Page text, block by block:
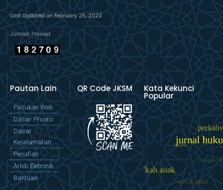
Last Updated on February 25, 2022
Jumlah Pelawat
Pautan Lain
Pasukan Web
Dasar Privasi
Dasar
Keselamatan
Penafian
Arkib Eletronik
Bantuan
QR Code JKSM Kata Kekunci
Popular